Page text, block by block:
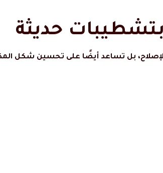
حديثة
بل تساعد أيضًا على تحسين شكل